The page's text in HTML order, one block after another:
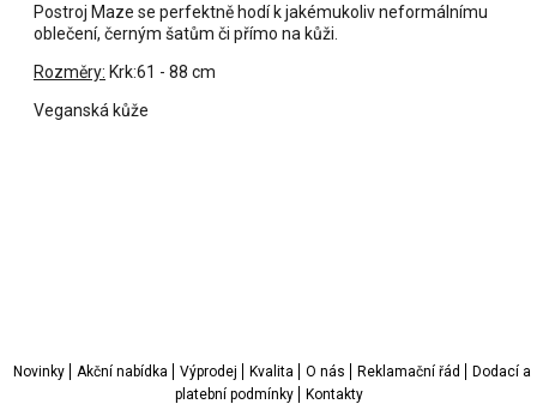
Postroj Maze se perfektně hodí k jakémukoliv neformálnímu
oblečení, černým šatům či přímo na kůži.
Rozměry: Krk:61 - 88 cm
Veganská kůže
Novinky Akční nabídka Výprodej Kvalita O nás Reklamační řád
Dodací a
platební podmínky
Kontakty